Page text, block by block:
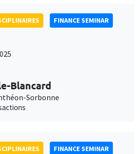
FINANCE SEMINAR
Blancard
Sorbonne
FINANCE SEMINAR